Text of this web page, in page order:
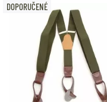
DOPORUČENÉ